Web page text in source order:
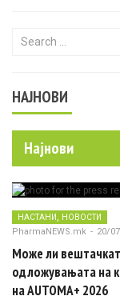
Search for:
НАЈНОВИ
Најнови
НАСТАНИ НОВОСТИ
PharmaNEWS.mk - 20/
Може ли
одложувањата на
на AUTOMA+ 2026